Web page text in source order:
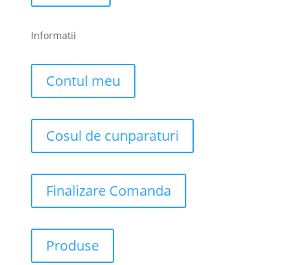
Informatii
Contul meu
Cosul de cunparaturi
Finalizare Comanda
Produse